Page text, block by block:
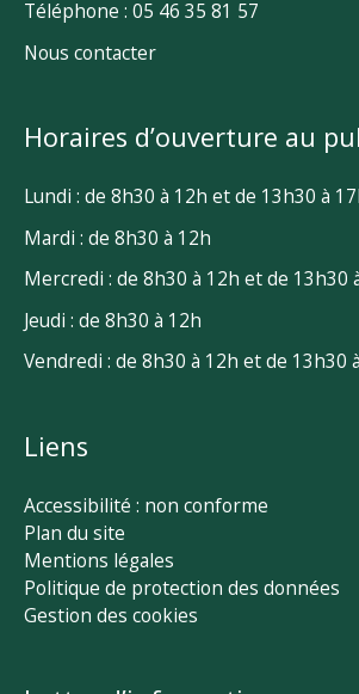
Téléphone : 05 46 35 81 57
Nous contacter
Horaires d’ouverture au
Lundi : de 8h30 à 12h et de 13h30 à
Mardi : de 8h30 à 12h
Mercredi : de 8h30 à 12h et de 13h30
Jeudi : de 8h30 à 12h
Vendredi : de 8h30 à 12h et de 13h30
Liens
Accessibilité : non conforme
Plan du site
Mentions légales
Politique de protection des données
Gestion des cookies